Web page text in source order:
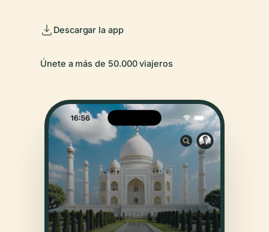
Descargar la app
Únete a más de 50.000 viajeros